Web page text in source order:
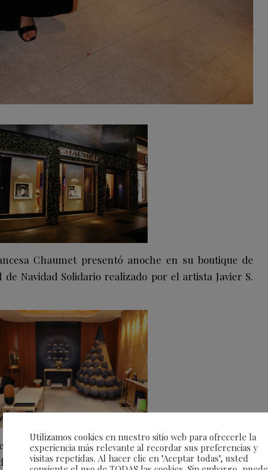
Chaumet presentó anoche en su boutique de
de Navidad Solidario realizado por el artista Javier S.
un evento benéfico en el que las principales marcas
únicos que se exponen una semana en sus tiendas
Utilizamos cookies en nuestro sitio web para ofrecerle la
experiencia más relevante al recordar sus preferencias y
visitas repetidas. Al hacer clic en "Aceptar todas", usted